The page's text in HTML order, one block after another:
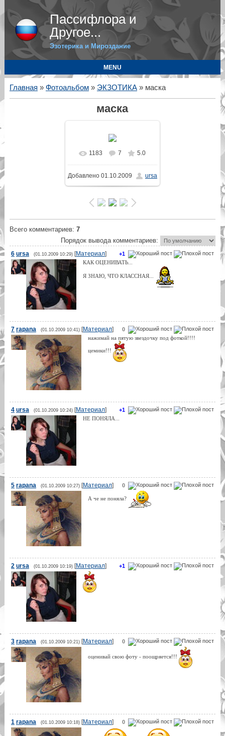
Пассифлора и
Другое...
Эзотерика и Мироздание
MENU
Главная » Фотоальбом» ЭКЗОТИКА» маска
маска
В реальном размере
480x640/ 46.4Kb
1183 7 5.0
Добавлено01.10.2009 ursa
Всего комментариев: 7
Порядок вывода комментариев:
+1
6 ursa (01.10.2009 10:29)[Материал]
КАК ОЦЕНИВАТЬ...
Я ЗНАЮ, ЧТО КЛАССНАЯ...
0
7 rapana (01.10.2009 10:41)[Материал]
нажимай на пятую звездочку под фоткой!!!!
цемики!!!
+1
4 ursa (01.10.2009 10:24)[Материал]
НЕ ПОНЯЛА...
0
5 rapana (01.10.2009 10:27)[Материал]
А че не поняла?
+1
2 ursa (01.10.2009 10:19)[Материал]
0
3 rapana (01.10.2009 10:21)[Материал]
оценивай свою фоту - поощряется!!!
0
1 rapana (01.10.2009 10:18)[Материал]